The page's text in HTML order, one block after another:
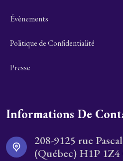
Évènements
Politique de Confidentialité
Presse
Informations De
208-9125 rue
(Québec) H1P 1Z4